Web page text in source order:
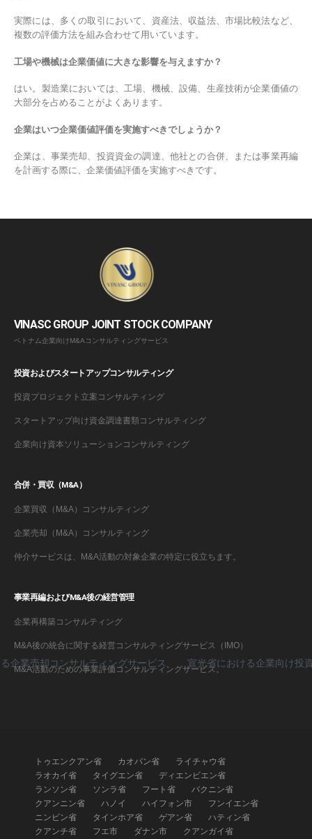
実際には、多くの取引において、資産法、収益法、市場比較法など、
複数の評価方法を組み合わせて用いています。
工場や機械は企業価値に大きな影響を与えますか？
はい。製造業においては、工場、機械、設備、生産技術が企業価値の
大部分を占めることがよくあります。
企業はいつ企業価値評価を実施すべきでしょうか？
企業は、事業売却、投資資金の調達、他社との合併、または事業再編
を計画する際に、企業価値評価を実施すべきです。
VINASC GROUP JOINT STOCK COMPANY
ベトナム企業向けM&Aコンサルティングサービス
投資およびスタートアップコンサルティング
投資プロジェクト立案コンサルティング
スタートアップ向け資金調達書類コンサルティング
企業向け資本ソリューションコンサルティング
合併・買収（M&A）
企業買収（M&A）コンサルティング
企業売却（M&A）コンサルティング
仲介サービスは、M&A活動の対象企業の特定に役立ちます。
事業再編およびM&A後の経営管理
企業再構築コンサルティング
M&A後の統合に関する経営コンサルティングサービス（IMO）
M&A活動のための事業評価コンサルティングサービス。
売却コンサルティングサービス 宣光省における企業向け投資誘
トゥエンクアン省 カオバン省
ライチャウ省
ラオカイ省
タイグエン省
ディエンビエン省
ランソン省
ソンラ省 フート省
バクニン省
クアンニン省
ハノイ ハイフォン市
フンイエン省
ニンビン省
タインホア省 ゲアン省
ハティン省
クアンチ省
フエ市 ダナン市 クアンガイ省